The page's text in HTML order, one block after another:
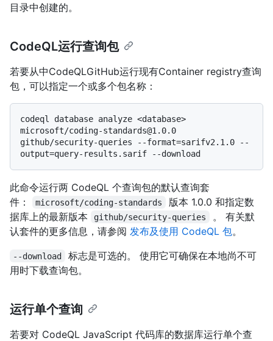
目录中创建的。
CodeQL运行查询包
若要从中CodeQLGitHub运行现有Container registry查询
包，可以指定一个或多个包名称：
codeql database analyze <database>
microsoft/coding-standards@1.0.0
github/security-queries --format=sarifv2.1.0 --
此命令运行两 CodeQL 个查询包的默认查询套
件：
microsoft/coding-standards
版本 1.0.0 和指定数
据库上的最新版本
github/security-queries
。 有关默
认套件的更多信息，请参阅 发布及使用 CodeQL 包。
--download
标志是可选的。 使用它可确保在本地尚不可
用时下载查询包。
运行单个查询
若要对 CodeQL JavaScript 代码库的数据库运行单个查